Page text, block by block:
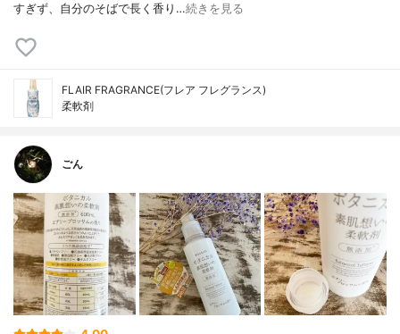
すぎず、自分のそばで長く香り…続きを見る
FLAIR FRAGRANCE(フレア フレグランス)
柔軟剤
ごん